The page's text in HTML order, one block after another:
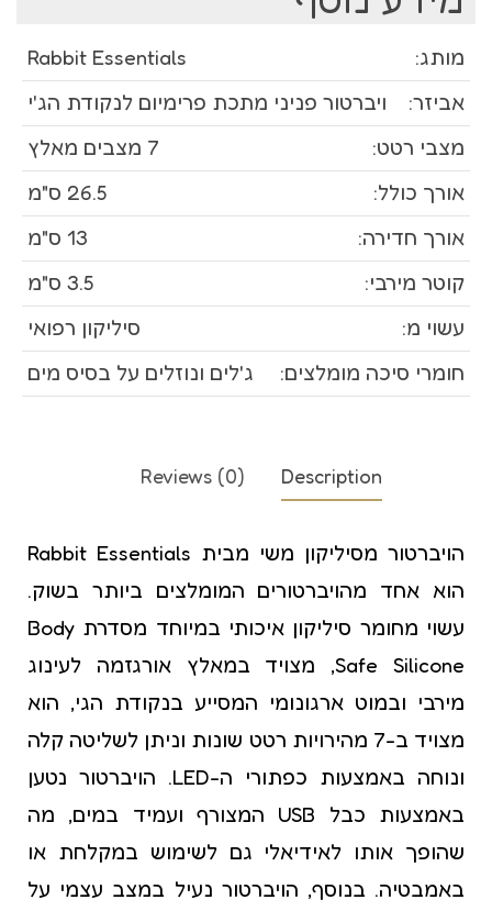
מותג:
Rabbit Essentials
אביזר:
ויברטור פניני מתכת פרימיום לנקודת הג'י
מצבי רטט:
7 מצבים מאלץ
אורך כולל:
26.5 ס"מ
אורך חדירה:
13 ס"מ
קוטר מירבי:
3.5 ס"מ
עשוי מ:
סיליקון רפואי
חומרי סיכה מומלצים:
ג'לים ונוזלים על בסיס מים
Description
Reviews (0)
הויברטור מסיליקון משי מבית Rabbit Essentials
הוא אחד מהויברטורים המומלצים ביותר בשוק.
עשוי מחומר סיליקון איכותי במיוחד מסדרת Body
Safe Silicone, מצויד במאלץ אורגזמה לעינוג
מירבי ובמוט ארגונומי המסייע בנקודת הגי, הוא
מצויד ב-7 מהירויות רטט שונות וניתן לשליטה קלה
ונוחה באמצעות כפתורי ה-LED. הויברטור נטען
באמצעות כבל USB המצורף ועמיד במים, מה
שהופך אותו לאידיאלי גם לשימוש במקלחת או
באמבטיה. בנוסף, הויברטור נעיל במצב עצמי על